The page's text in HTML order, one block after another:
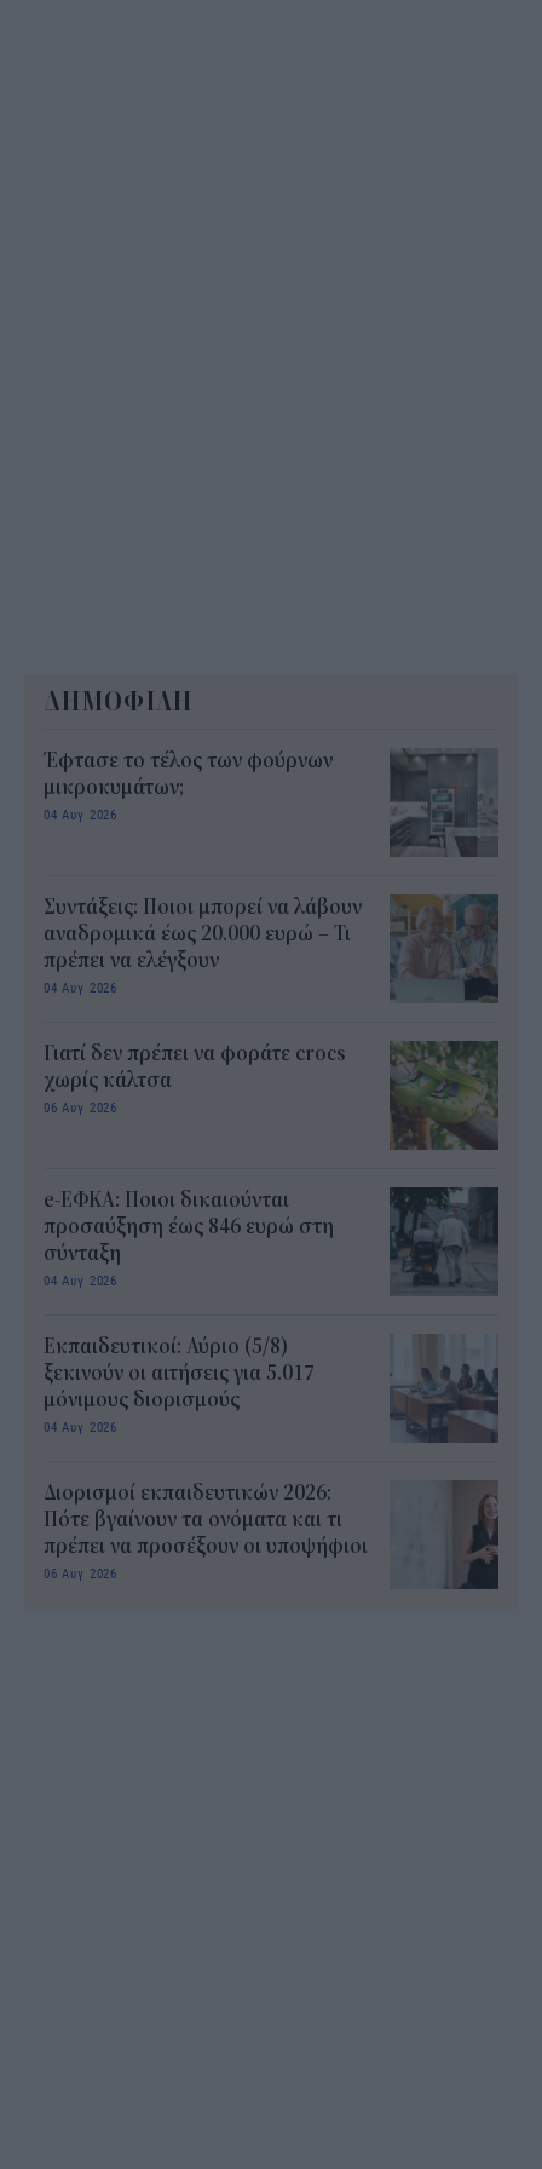
ΔΗΜΟΦΙΛΗ
Έφτασε το τέλος των φούρνων
μικροκυμάτων;
04 Αυγ 2026
Συντάξεις: Ποιοι μπορεί να λάβουν
αναδρομικά έως 20.000 ευρώ – Τι
πρέπει να ελέγξουν
04 Αυγ 2026
Γιατί δεν πρέπει να φοράτε crocs
χωρίς κάλτσα
06 Αυγ 2026
e-ΕΦΚΑ: Ποιοι δικαιούνται
προσαύξηση έως 846 ευρώ στη
σύνταξη
04 Αυγ 2026
Εκπαιδευτικοί: Αύριο (5/8)
ξεκινούν οι αιτήσεις για 5.017
μόνιμους διορισμούς
04 Αυγ 2026
Διορισμοί εκπαιδευτικών 2026:
Πότε βγαίνουν τα ονόματα και τι
πρέπει να προσέξουν οι υποψήφιοι
06 Αυγ 2026